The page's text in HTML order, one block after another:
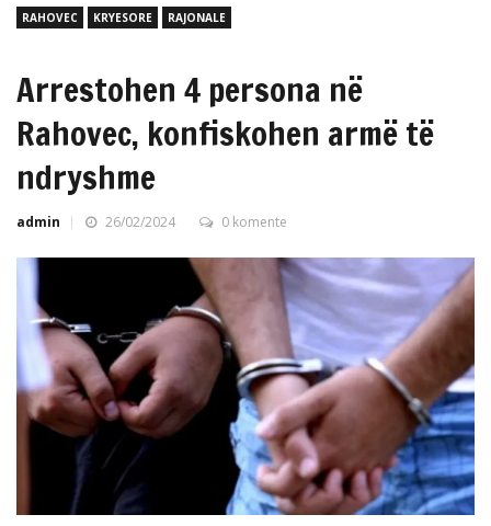
RAHOVEC KRYESORE RAJONALE
Arrestohen 4 persona në
Rahovec, konfiskohen armë të
ndryshme
admin 26/02/2024 0 komente